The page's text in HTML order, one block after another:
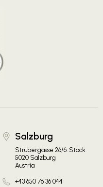
Salzburg
Strubergasse 26/6. Stock
5020 Salzburg
Austria
+43 650 76 36 044